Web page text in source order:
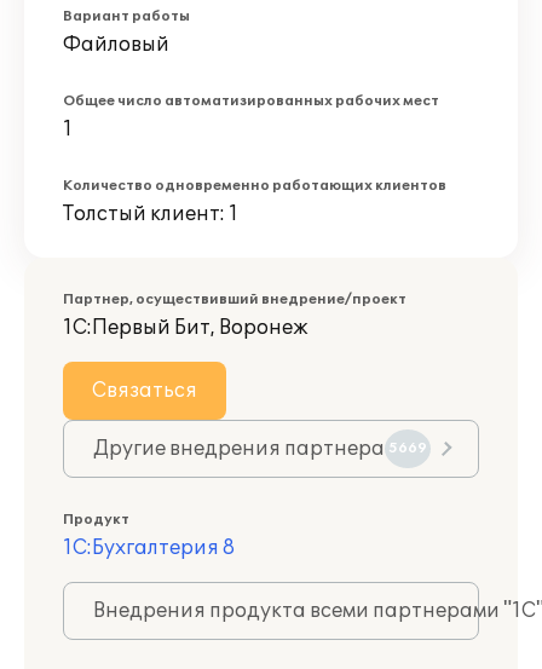
Вариант работы
Файловый
Общее число автоматизированных рабочих мест
1
Количество одновременно работающих клиентов
Толстый клиент: 1
Партнер, осуществивший внедрение/проект
1С:Первый Бит, Воронеж
Связаться
Другие внедрения партнера 5669
Продукт
1С:Бухгалтерия 8
Внедрения продукта всеми партнерами